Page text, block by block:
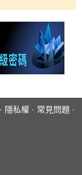
· 隱私權 · 常見問題 ·